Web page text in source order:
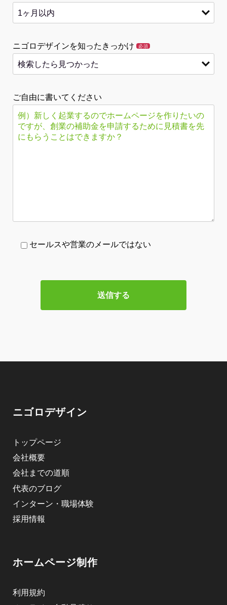
ニゴロデザインを知ったきっかけ 必須
ご自由に書いてください
セールスや営業のメールではない
ニゴロデザイン
トップページ
会社概要
会社までの道順
代表のブログ
インターン・職場体験
採用情報
ホームページ制作
利用規約